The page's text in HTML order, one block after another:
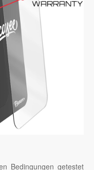
Bedingungen getestet